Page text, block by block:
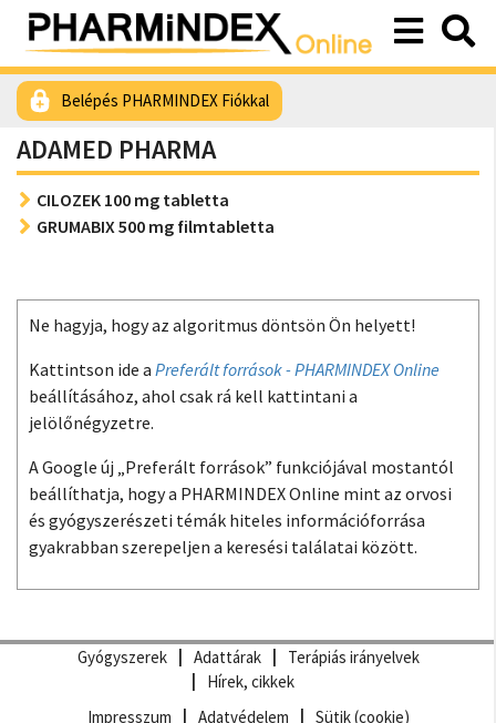
Belépés PHARMINDEX Fiókkal
ADAMED PHARMA
CILOZEK 100 mg tabletta
GRUMABIX 500 mg filmtabletta
Ne hagyja, hogy az algoritmus döntsön Ön helyett!
Kattintson ide a Preferált források - PHARMINDEX Online
beállításához, ahol csak rá kell kattintani a
jelölőnégyzetre.
A Google új „Preferált források” funkciójával mostantól
beállíthatja, hogy a PHARMINDEX Online mint az orvosi
és gyógyszerészeti témák hiteles információforrása
gyakrabban szerepeljen a keresési találatai között.
Gyógyszerek Adattárak
Terápiás irányelvek
Hírek, cikkek
Impresszum
Adatvédelem
Sütik (cookie)